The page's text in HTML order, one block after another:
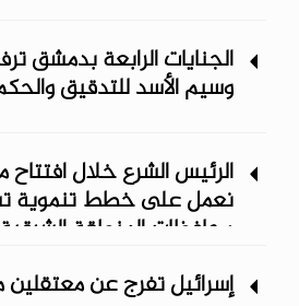
الجنايات الرابعة بدمشق
وسيم الأسد للتدقيق والحكم في 18
الرئيس الشرع خلال افتتاح
نعمل على خطط تنموية
محافظات المنطقة الشرقية
إسرائيل تفرج عن معتقلين